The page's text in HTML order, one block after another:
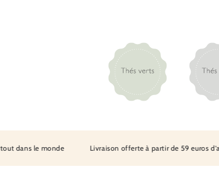
le monde Livraison offerte à partir de 59 euros d’achat